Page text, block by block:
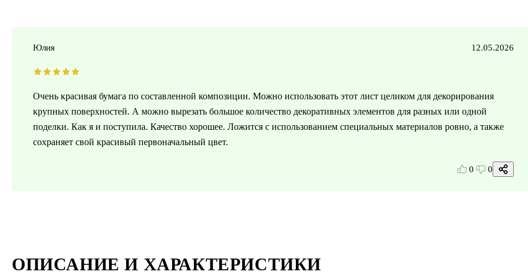
ОПИСАНИЕ И ХАРАКТЕРИСТИКИ
Юлия 12.05.2026
Очень красивая бумага по составленной композиции. Можно использовать этот лист целиком для декорирования
крупных поверхностей. А можно вырезать большое количество декоративных элементов для разных или одной
поделки. Как я и поступила. Качество хорошее. Ложится с использованием специальных материалов ровно, а также
сохраняет свой красивый первоначальный цвет.
0 0